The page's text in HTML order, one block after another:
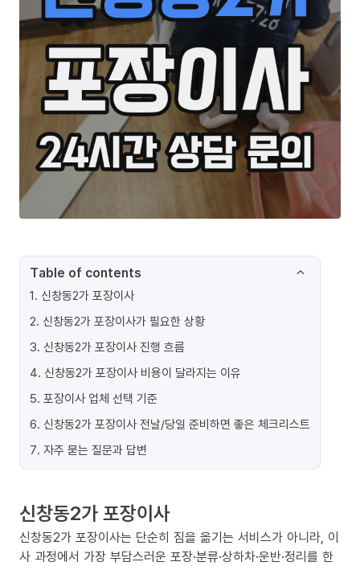
Table of contents
1. 신창동2가 포장이사
2. 신창동2가 포장이사가 필요한 상황
3. 신창동2가 포장이사 진행 흐름
4. 신창동2가 포장이사 비용이 달라지는 이유
5. 포장이사 업체 선택 기준
6. 신창동2가 포장이사 전날/당일 준비하면 좋은 체크리스트
7. 자주 묻는 질문과 답변
신창동2가 포장이사
신창동2가 포장이사는 단순히 짐을 옮기는 서비스가 아니라, 이
사 과정에서 가장 부담스러운 포장·분류·상하차·운반·정리를 한